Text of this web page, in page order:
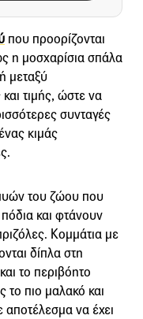
που προορίζονται
η μοσχαρίσια σπάλα
μεταξύ
τιμής, ώστε να
συνταγές
κιμάς
του ζώου που
και φτάνουν
Κομμάτια με
δίπλα στη
το περιβόητο
πιο μαλακό και
αποτέλεσμα να έχει